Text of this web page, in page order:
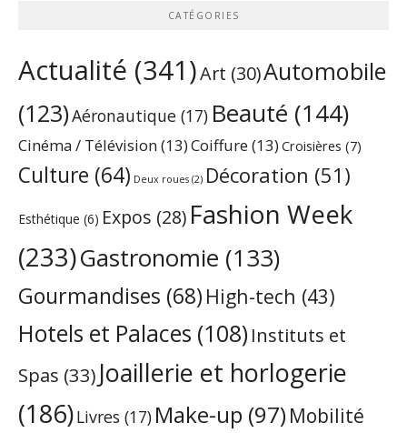
CATÉGORIES
Actualité (341)Art (30)Automobile
(123)Aéronautique (17) Beauté (144)
Cinéma / Télévision(13)Coiffure(13) Croisières (7)
Culture (64) Deux roues (2) Décoration (51)
Esthétique (6) Expos (28) Fashion Week
(233)Gastronomie (133)
Gourmandises (68) High-tech (43)
Hotels et Palaces (108) Instituts et
Spas (33) Joaillerie et horlogerie
(186)Livres (17) Make-up (97) Mobilité